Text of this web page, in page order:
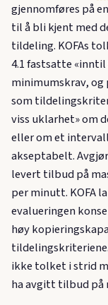
gjennomføres på
til å bli kjent med
tildeling. KOFAs
4.1 fastsatte
minimumskrav,
som
viss uklarhet» om
eller om et
akseptabelt.
levert tilbud på
per minutt. KOFA
evalueringen
høy
ikke tolket i strid
ha avgitt tilbud på